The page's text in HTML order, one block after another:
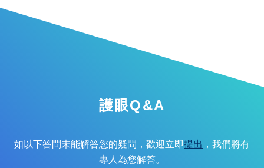
護眼Q&A
如以下答問未能解答您的疑問，歡迎立即提出 ，我們將有
專人為您解答。